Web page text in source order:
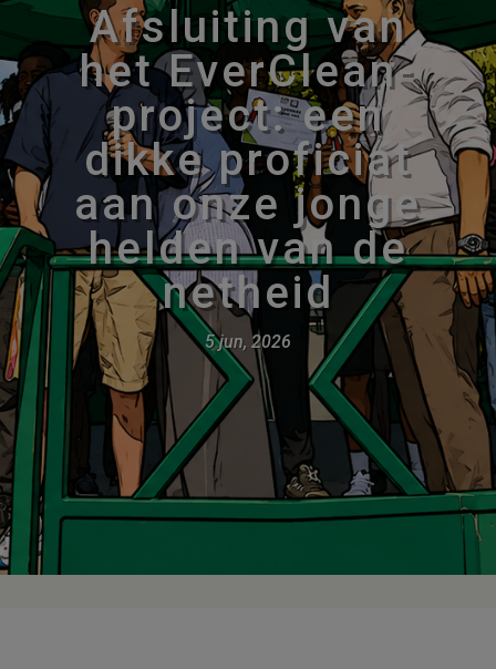
Afsluiting van
het EverClean-
project: een
dikke proficiat
aan onze jonge
helden van de
netheid
5 jun, 2026